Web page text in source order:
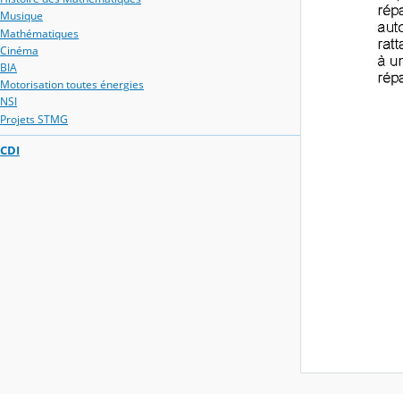
Musique
Mathématiques
Cinéma
BIA
Motorisation toutes énergies
NSI
Projets STMG
CDI